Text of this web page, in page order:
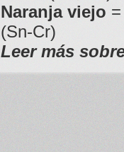
Naranja viejo
(Sn-Cr)
Leer más